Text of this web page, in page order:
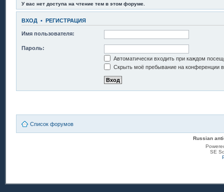
У вас нет доступа на чтение тем в этом форуме.
ВХОД • РЕГИСТРАЦИЯ
Имя пользователя:
Пароль:
Автоматически входить при каждом
Скрыть моё пребывание на конференции в
Список форумов
Russian
SE